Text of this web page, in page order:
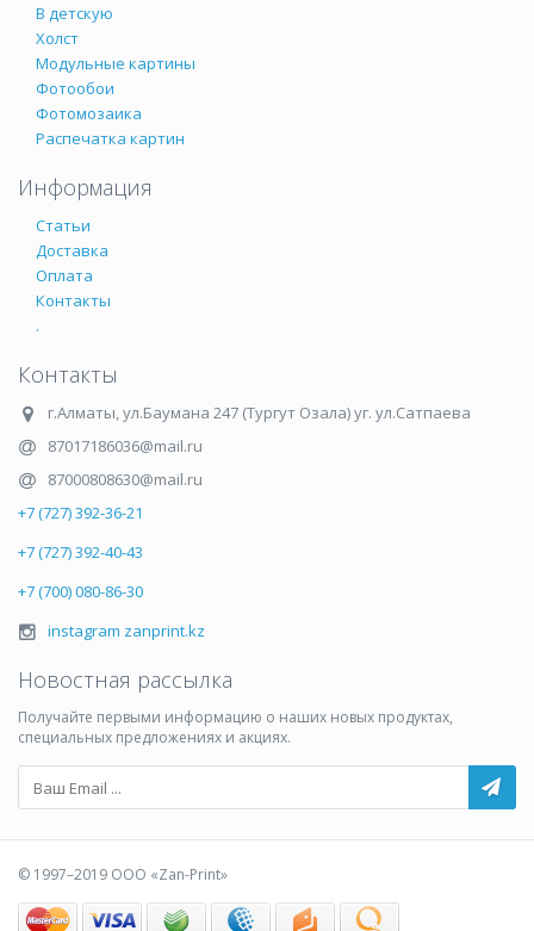
В детскую
Холст
Модульные картины
Фотообои
Фотомозаика
Распечатка картин
Информация
Статьи
Доставка
Оплата
Контакты
.
Контакты
г.Алматы,ул.Баумана 247 (Тургут Озала) уг. ул.Сатпаева
87017186036@mail.ru
87000808630@mail.ru
+7 (727) 392-36-21
+7 (727) 392-40-43
+7 (700) 080-86-30
instagram zanprint.kz
Новостная рассылка
Получайте первыми информацию о наших новых продуктах,
специальных предложениях и акциях.
© 1997–2019 ООО «Zan-Print»